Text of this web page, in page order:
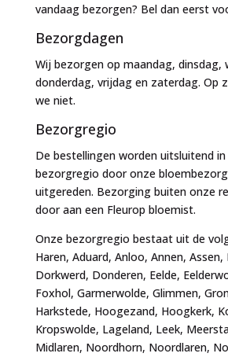
vandaag bezorgen? Bel dan eerst
Bezorgdagen
Wij bezorgen op maandag, dinsdag,
donderdag, vrijdag en zaterdag. Op
we niet.
Bezorgregio
De bestellingen worden uitsluitend
bezorgregio door onze
uitgereden. Bezorging buiten onze
door aan een Fleurop bloemist.
Onze bezorgregio bestaat uit de
Haren, Aduard, Anloo, Annen,
Dorkwerd, Donderen, Eelde,
Foxhol, Garmerwolde, Glimmen,
Harkstede, Hoogezand, Hoogkerk,
Kropswolde, Lageland, Leek,
Midlaren, Noordhorn, Noordlaren,